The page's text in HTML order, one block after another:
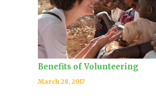
Benefits of Volunteering
March 28, 2017